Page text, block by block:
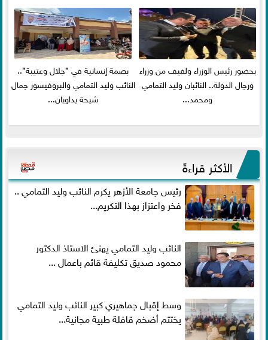
بحضور رئيس الوزراء ولفيف من وزراء
ورجال الدولة.. النائبان وليد التمامي
ومحمد...
بصمة إنسانية في ”جلال وعتيبة”..
النائب وليد التمامي والبروفيسور جمال
شيحة يداويان...
الأكثر قراءةً
رئيس جامعة الأزهر يكرم النائب وليد التمامي ..
فخر واعتزاز بهذا التكريم...
النائب وليد التمامي يهنئ الاستاذ الدكتور
محمود صديق تكليفة قائم باعمال ...
وسط إقبال جماهيري كبير النائب وليد التمامي
يختتم أضخم قافلة طبية مجانية...